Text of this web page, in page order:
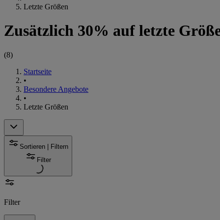
Letzte Größen
Zusätzlich 30% auf letzte
(8)
Startseite
•
Besondere Angebote
•
Letzte Größen
Sortieren | Filtern
Filter
Filter